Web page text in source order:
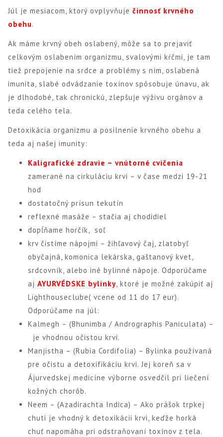
Júl je mesiacom, ktorý ovplyvňuječinnosť krvného
obehu.
Ak máme krvný obeh oslabený, môže sa to prejaviť
celkovým oslabením organizmu, svalovými kŕčmi, je tam
tiež prepojenie na srdce a problémy s ním, oslabená
imunita, slabé odvádzanie toxínov spôsobuje únavu, ak
je dlhodobé, tak chronickú, zlepšuje výživu orgánov a
teda celého tela.
Detoxikácia organizmu a posilnenie krvného obehu a
teda aj našej imunity:
Kaligrafické zdravie – vnútorné cvičenia
zamerané na cirkuláciu krvi – v čase medzi 19-21
hod
dostatočný prísun tekutín
reflexné masáže – stačia aj chodidiel
dopĺňame horčík, soľ
krv čistíme nápojmi – žihľavový čaj, zlatobyľ
obyčajná, komonica lekárska, gaštanový kvet,
srdcovník, alebo iné bylinné nápoje. Odporúčame
ajAYURVÉDSKE bylinky, ktoré je možné zakúpiť aj
Lighthouseclube( vcene od 11 do 17 eur).
Odporúčame na júl:
Kalmegh – (Bhunimba / Andrographis Paniculata) –
je vhodnou očistou krvi.
Manjistha – (Rubia Cordifolia) – Bylinka používaná
pre očistu a detoxifikáciu krvi. Jej koreň sa v
Ájurvedskej medicíne výborne osvedčil pri liečení
kožných chorôb.
Neem – (Azadirachta Indica) – Ako prášok trpkej
chuti je vhodný k detoxikácii krvi, keďže horká
chuť napomáha pri odstraňovaní toxínov z tela.